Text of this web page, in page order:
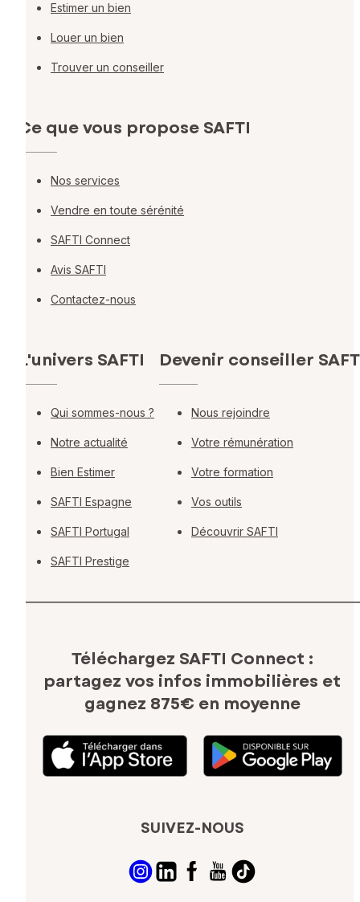
Estimer un bien
Louer un bien
Trouver un conseiller
Ce que vous propose SAFTI
Nos services
Vendre en toute sérénité
SAFTI Connect
Avis SAFTI
Contactez-nous
L'univers SAFTI
Qui sommes-nous ?
Notre actualité
Bien Estimer
SAFTI Espagne
SAFTI Portugal
SAFTI Prestige
Devenir conseiller
Nous rejoindre
Votre rémunération
Votre formation
Vos outils
Découvrir SAFTI
Téléchargez SAFTI Connect :
partagez vos infos immobilières et
gagnez 875€ en moyenne
SUIVEZ-NOUS